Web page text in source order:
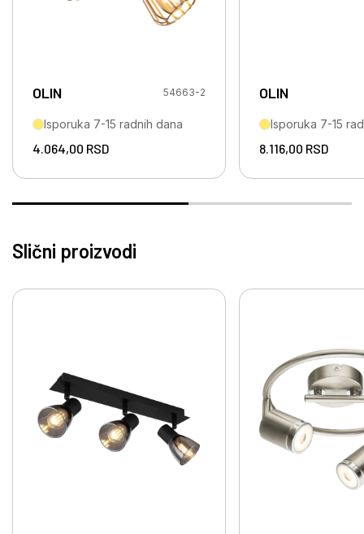
OLIN 54663-2
Isporuka 7-15 radnih dana
4.064,00 RSD
OLIN
Isporuka 7-15
8.116,00 RSD
Slični proizvodi